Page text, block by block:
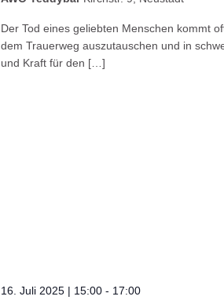
Der Tod eines geliebten Menschen kommt
dem Trauerweg auszutauschen und in
und Kraft für den […]
16. Juli 2025 | 15:00- 17:00